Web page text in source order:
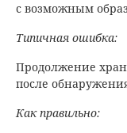
с возможным
Типичная ошибка:
Продолжение
после
Как правильно: